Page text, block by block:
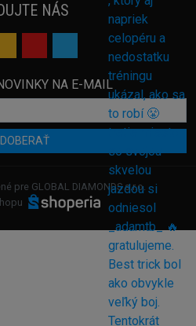
NÁS
NA E-MAIL
pre GLOBAL DIAMONDS s.r.o.